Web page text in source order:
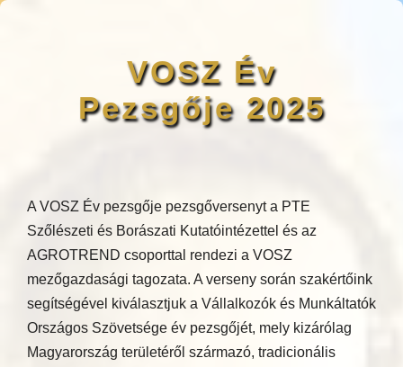
VOSZ Év
Pezsgője 2025
A VOSZ Év pezsgője pezsgőversenyt a PTE
Szőlészeti és Borászati Kutatóintézettel és az
AGROTREND csoporttal rendezi a VOSZ
mezőgazdasági tagozata. A verseny során szakértőink
segítségével kiválasztjuk a Vállalkozók és Munkáltatók
Országos Szövetsége év pezsgőjét, mely kizárólag
Magyarország területéről származó, tradicionális